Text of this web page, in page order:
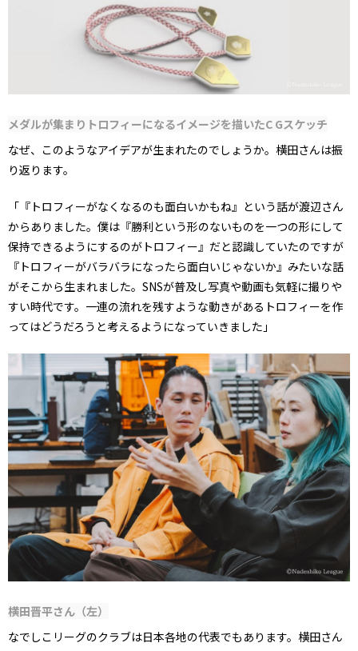
メダルが集まりトロフィーになるイメージを描いたC Gスケッチ
なぜ、このようなアイデアが生まれたのでしょうか。横田さんは振
り返ります。
「『トロフィーがなくなるのも面白いかもね』という話が渡辺さん
からありました。僕は『勝利という形のないものを一つの形にして
保持できるようにするのがトロフィー』だと認識していたのですが
『トロフィーがバラバラになったら面白いじゃないか』みたいな話
がそこから生まれました。SNSが普及し写真や動画も気軽に撮りや
すい時代です。一連の流れを残すような動きがあるトロフィーを作
ってはどうだろうと考えるようになっていきました」
横田晋平さん（左）
なでしこリーグのクラブは日本各地の代表でもあります。横田さん